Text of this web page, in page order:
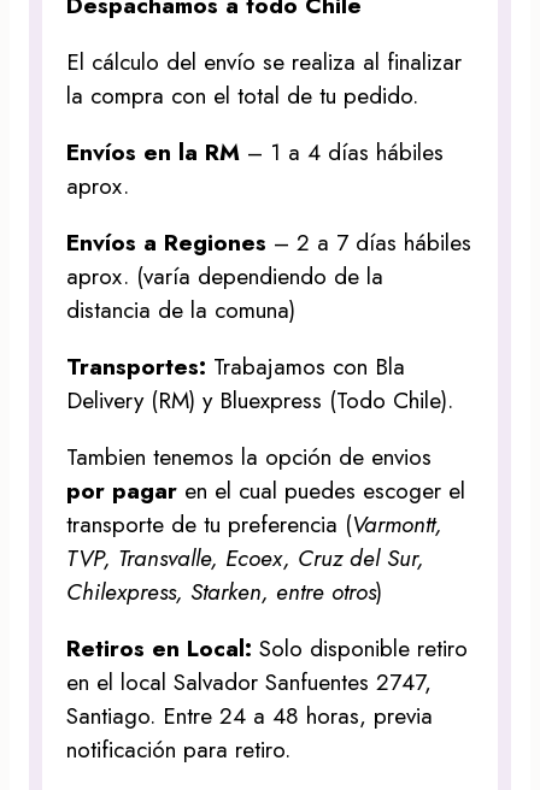
El cálculo del envío se realiza al finalizar
la compra con el total de tu pedido.
Envíos en la RM – 1 a 4 días hábiles
aprox.
Envíos a Regiones – 2 a 7 días hábiles
aprox. (varía dependiendo de la
distancia de la comuna)
Transportes: Trabajamos con Bla
Delivery (RM) y Bluexpress (Todo Chile).
Tambien tenemos la opción de envios
por pagar en el cual puedes escoger el
transporte de tu preferencia (Varmontt,
TVP, Transvalle, Ecoex, Cruz del Sur,
Chilexpress, Starken, entre otros)
Retiros en Local:Solo disponible retiro
en el local Salvador Sanfuentes 2747,
Santiago. Entre 24 a 48 horas, previa
notificación para retiro.